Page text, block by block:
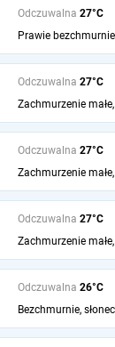
Odczuwalna 27°C
Prawie bezchmurnie
Odczuwalna 27°C
Zachmurzenie
Odczuwalna 27°C
Zachmurzenie
Odczuwalna 27°C
Zachmurzenie
Odczuwalna 26°C
Bezchmurnie,